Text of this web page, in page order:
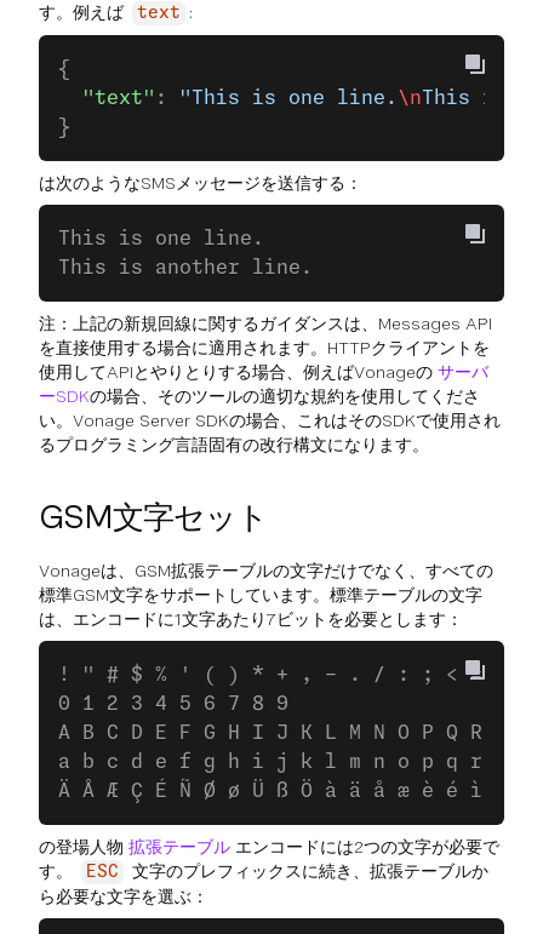
す。例えば
text :
{
  "text"
: "This is one line. \nThis is
}
は次のようなSMSメッセージを送信する：
This is one line.
This is another line.
注：上記の新規回線に関するガイダンスは、Messages API
を直接使用する場合に適用されます。HTTPクライアントを
使用してAPIとやりとりする場合、例えばVonageの サーバ
ーSDKの場合、そのツールの適切な規約を使用してくださ
い。Vonage Server SDKの場合、これはそのSDKで使用され
るプログラミング言語固有の改行構文になります。
GSM文字セット
Vonageは、GSM拡張テーブルの文字だけでなく、すべての
標準GSM文字をサポートしています。標準テーブルの文字
は、エンコードに1文字あたり7ビットを必要とします：
! " # $ % ' ( ) * + , - . / : ; < = > ?
0 1 2 3 4 5 6 7 8 9
A B C D E F G H I J K L M N O P Q R S T
a b c d e f g h i j k l m n o p q r s t
Ä Å Æ Ç É Ñ Ø ø Ü ß Ö à ä å æ è é ì ñ
の登場人物 拡張テーブル エンコードには2つの文字が必要で
す。
ESC
文字のプレフィックスに続き、拡張テーブルか
ら必要な文字を選ぶ：